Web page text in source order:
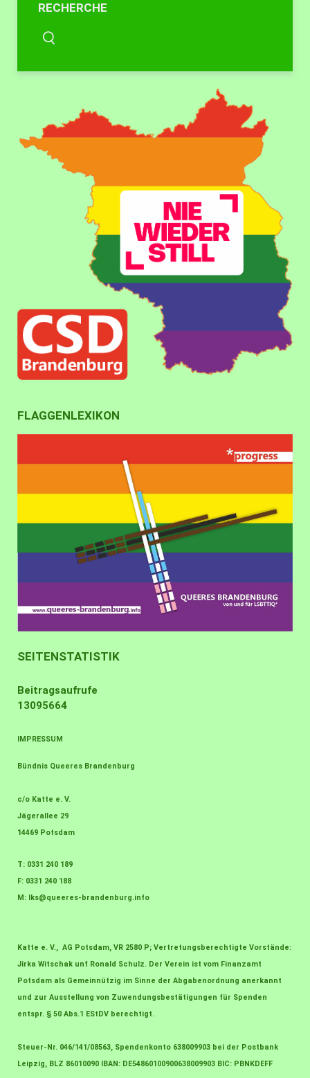
RECHERCHE
FLAGGENLEXIKON
SEITENSTATISTIK
Beitragsaufrufe
13095664
IMPRESSUM
Bündnis Queeres Brandenburg
c/o Katte e. V.
Jägerallee 29
14469 Potsdam
T: 0331 240 189
F: 0331 240 188
M:
lks@queeres-brandenburg.info
Katte e. V., AG Potsdam, VR 2580 P; Vertretungsberechtigte Vorstände:
Jirka Witschak unf Ronald Schulz. Der Verein ist vom Finanzamt
Potsdam als Gemeinnützig im Sinne der Abgabenordnung anerkannt
und zur Ausstellung von Zuwendungsbestätigungen für Spenden
entspr. § 50 Abs.1 EStDV berechtigt.
Steuer-Nr. 046/141/08563, Spendenkonto 638009903 bei der Postbank
Leipzig, BLZ 86010090 IBAN: DE54860100900638009903 BIC: PBNKDEFF